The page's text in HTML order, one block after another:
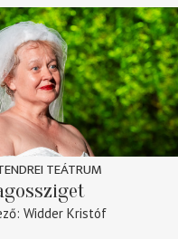
TEÁTRUM
Widder Kristóf